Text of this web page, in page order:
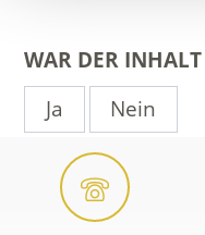
WAR DER
Ja
Nein